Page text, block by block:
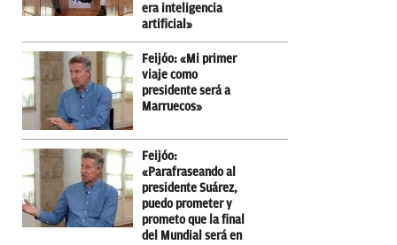
era inteligencia
artificial»
Feijóo: «Mi primer
viaje como
presidente será a
Marruecos»
Feijóo:
«Parafraseando al
presidente Suárez,
puedo prometer y
prometo que la final
del Mundial será en